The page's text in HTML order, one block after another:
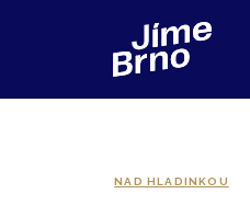
NAD HLADINKOU